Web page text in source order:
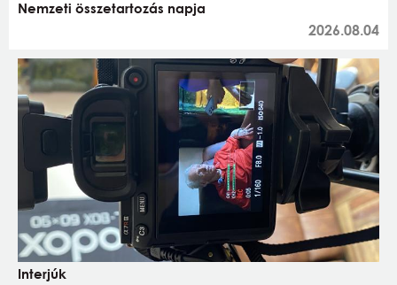
Nemzeti összetartozás napja
2026.08.04
Interjúk